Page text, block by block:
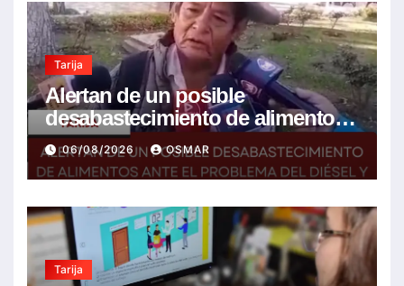
Tarija
Alertan de un posible
desabastecimiento de alimentos
ante el problema del diésel y el
encarecimiento de insumos
agrícolas
06/08/2026 OSMAR
Tarija